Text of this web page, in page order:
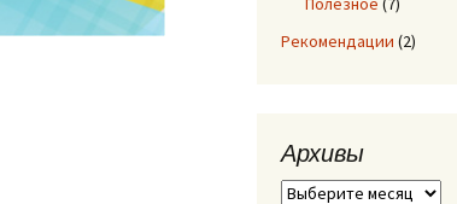
Рекомендации (2)
Архивы
А